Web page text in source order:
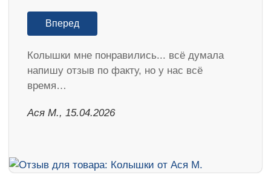
Вперед
Колышки мне понравились... всё думала
напишу отзыв по факту, но у нас всё
время…
Ася М., 15.04.2026